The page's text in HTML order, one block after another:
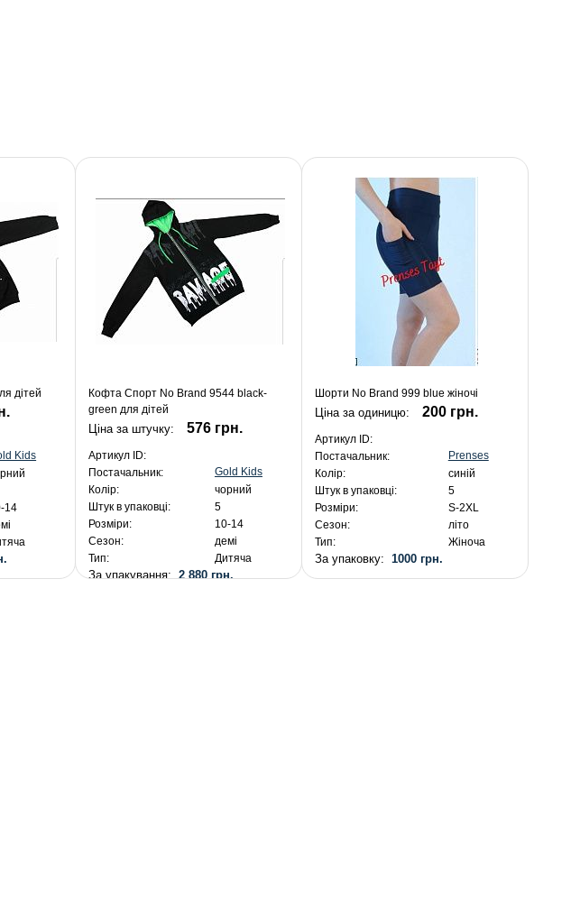
дітей
Kids
14
Кофта Спорт No Brand 9544 black-
green для дітей
Ціна за штучку: 576 грн.
Артикул ID:
Постачальник:
Gold Kids
Колір:
чорний
Штук в упаковці:
5
Розміри:
10-14
Сезон:
демі
Тип:
Дитяча
За упакування:2 880 грн.
Шорти No Brand 999 blue жіночі
Ціна за одиницю: 200 грн.
Артикул ID:
Постачальник:
Prenses
Колір:
синій
Штук в упаковці:
5
Розміри:
S-2XL
Сезон:
літо
Тип:
Жіноча
За упаковку: 1000 грн.